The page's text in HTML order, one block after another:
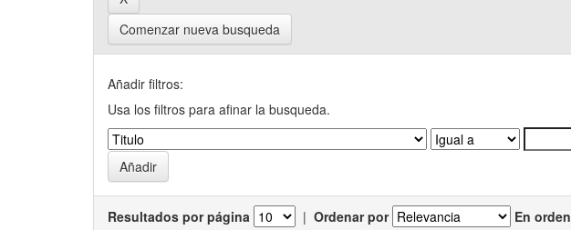
Comenzar nueva busqueda
Añadir filtros:
Usa los filtros para afinar la busqueda.
Resultados por página | Ordenar por En orden